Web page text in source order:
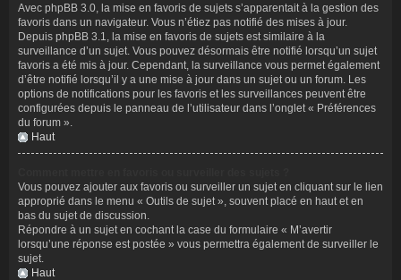
Avec phpBB 3.0, la mise en favoris de sujets s’apparentait à la gestion des
favoris dans un navigateur. Vous n’étiez pas notifié des mises à jour.
Depuis phpBB 3.1, la mise en favoris de sujets est similaire à la
surveillance d’un sujet. Vous pouvez désormais être notifié lorsqu’un sujet
favoris a été mis à jour. Cependant, la surveillance vous permet également
d’être notifié lorsqu’il y a une mise à jour dans un sujet ou un forum. Les
options de notifications pour les favoris et les surveillances peuvent être
configurées depuis le panneau de l’utilisateur dans l’onglet « Préférences
du forum ».
Haut
Vous pouvez ajouter aux favoris ou surveiller un sujet en cliquant sur le lien
approprié dans le menu « Outils de sujet », souvent placé en haut et en
bas du sujet de discussion.
Répondre à un sujet en cochant la case du formulaire « M’avertir
lorsqu’une réponse est postée » vous permettra également de surveiller le
sujet.
Haut